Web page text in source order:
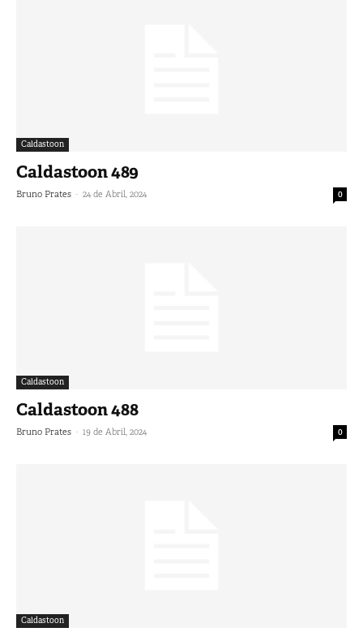
Caldastoon
Caldastoon 489
Bruno Prates - 24 de Abril, 2024 0
Caldastoon
Caldastoon 488
Bruno Prates - 19 de Abril, 2024 0
Caldastoon